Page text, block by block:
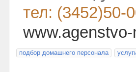
тел: (3452)50-
подбор домашнего персонала